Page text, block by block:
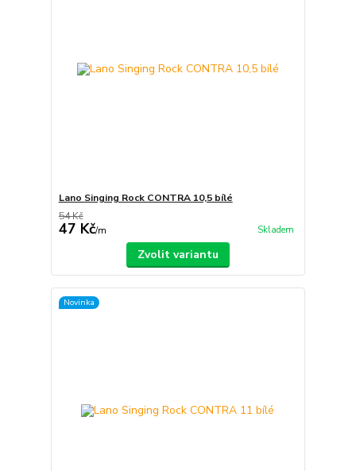
Lano Singing Rock CONTRA 10,5 bílé
54 Kč
47 Kč/m Skladem
Zvolit variantu
Novinka